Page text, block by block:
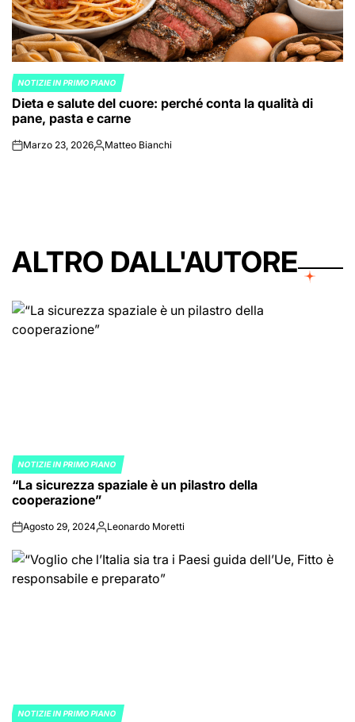
POSTED
IN
NOTIZIE IN PRIMO PIANO
Dieta e salute del cuore: perché conta la qualità di
pane, pasta e carne
onMarzo 23, 2026Posted
Matteo Bianchi
ALTRO DALL'AUTORE
POSTED
IN
NOTIZIE IN PRIMO PIANO
“La sicurezza spaziale è un pilastro della
cooperazione”
onAgosto 29, 2024Posted
Leonardo Moretti
POSTED
NOTIZIE IN PRIMO PIANO